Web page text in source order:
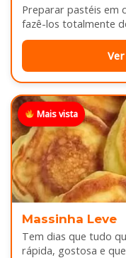
Preparar pastéis em
fazê-los totalmente
melhor ainda...
Mais vista
Massinha Leve
Tem dias que tudo
rápida, gostosa e